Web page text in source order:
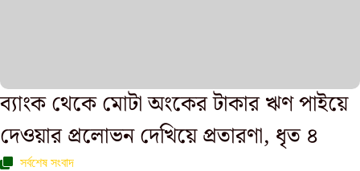
ব্যাংক থেকে মোটা অংকের টাকার ঋণ পাইয়ে
দেওয়ার প্রলোভন দেখিয়ে প্রতারণা, ধৃত ৪
সর্বশেষ সংবাদ